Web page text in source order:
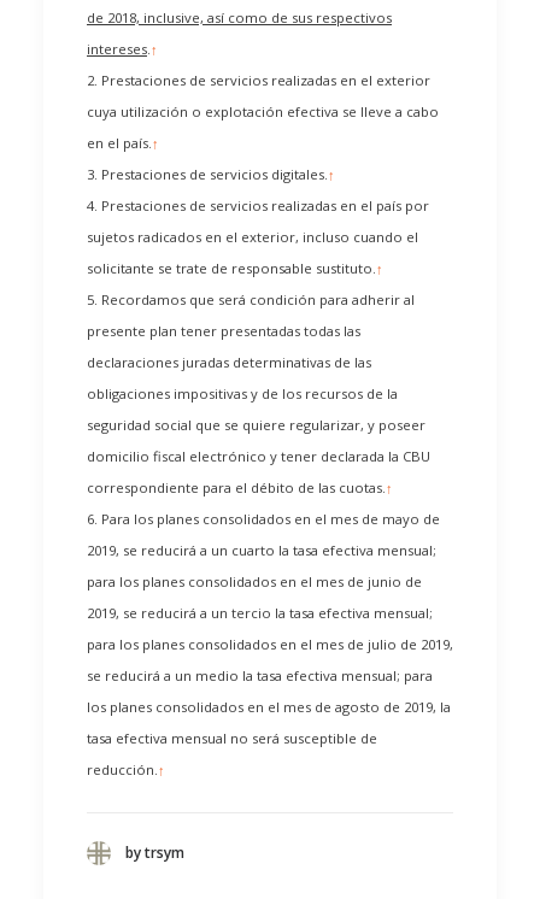
de 2018, inclusive, así como de sus respectivos
intereses.↑
2. Prestaciones de servicios realizadas en el exterior
cuya utilización o explotación efectiva se lleve a cabo
en el país.↑
3. Prestaciones de servicios digitales.↑
4. Prestaciones de servicios realizadas en el país por
sujetos radicados en el exterior, incluso cuando el
solicitante se trate de responsable sustituto.↑
5. Recordamos que será condición para adherir al
presente plan tener presentadas todas las
declaraciones juradas determinativas de las
obligaciones impositivas y de los recursos de la
seguridad social que se quiere regularizar, y poseer
domicilio fiscal electrónico y tener declarada la CBU
correspondiente para el débito de las cuotas.↑
6. Para los planes consolidados en el mes de mayo de
2019, se reducirá a un cuarto la tasa efectiva mensual;
para los planes consolidados en el mes de junio de
2019, se reducirá a un tercio la tasa efectiva mensual;
para los planes consolidados en el mes de julio de 2019,
se reducirá a un medio la tasa efectiva mensual; para
los planes consolidados en el mes de agosto de 2019, la
tasa efectiva mensual no será susceptible de
reducción.↑
by trsym